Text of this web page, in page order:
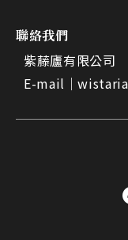
聯絡我們
紫藤廬有限公司
E-mail｜